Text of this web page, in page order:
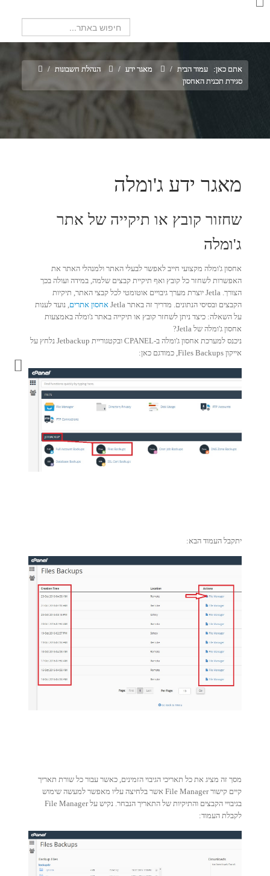
אתם כאן: עמוד הבית / מאגר ידע / הנהלת חשבונות /
סגירת תכנית האחסון
מאגר ידע ג'ומלה
שחזור קובץ או תיקייה של אתר
ג'ומלה
אחסון ג'ומלה מקצועי חייב לאפשר לבעלי האתר ולמנהלי האתר את
האפשרות לשחזר כל קובץ ואף תיקיית קבצים שלמה, במידה ועולה בכך
הצורך. Jetla יוצרת מערך גיבויים אוטומטי לכל קבצי האתר, תיקיות
הקבצים ובסיסי הנתונים. מדריך זה באתר Jetla
אחסון אתרים, נועד לענות
על השאלה: כיצד ניתן לשחזר קובץ או תיקייה באתר ג'ומלה באמצעות
אחסון ג'ומלה של Jetla?
ניכנס למערכת אחסון ג'ומלה ב-CPANEL ובקטגוריית Jetbackup נלחץ על
אייקון Files Backups, כמודגם כאן:
יתקבל העמוד הבא:
מסך זה מציג את כל תאריכי הגיבוי הזמינים, כאשר עבור כל שורת תאריך
קיים קישור File Manager אשר בלחיצה עליו מאפשר למעשה שימוש
בגיבויי הקבצים והתיקיות של התאריך הנבחר. נקיש על File Manager
לקבלת העמוד: